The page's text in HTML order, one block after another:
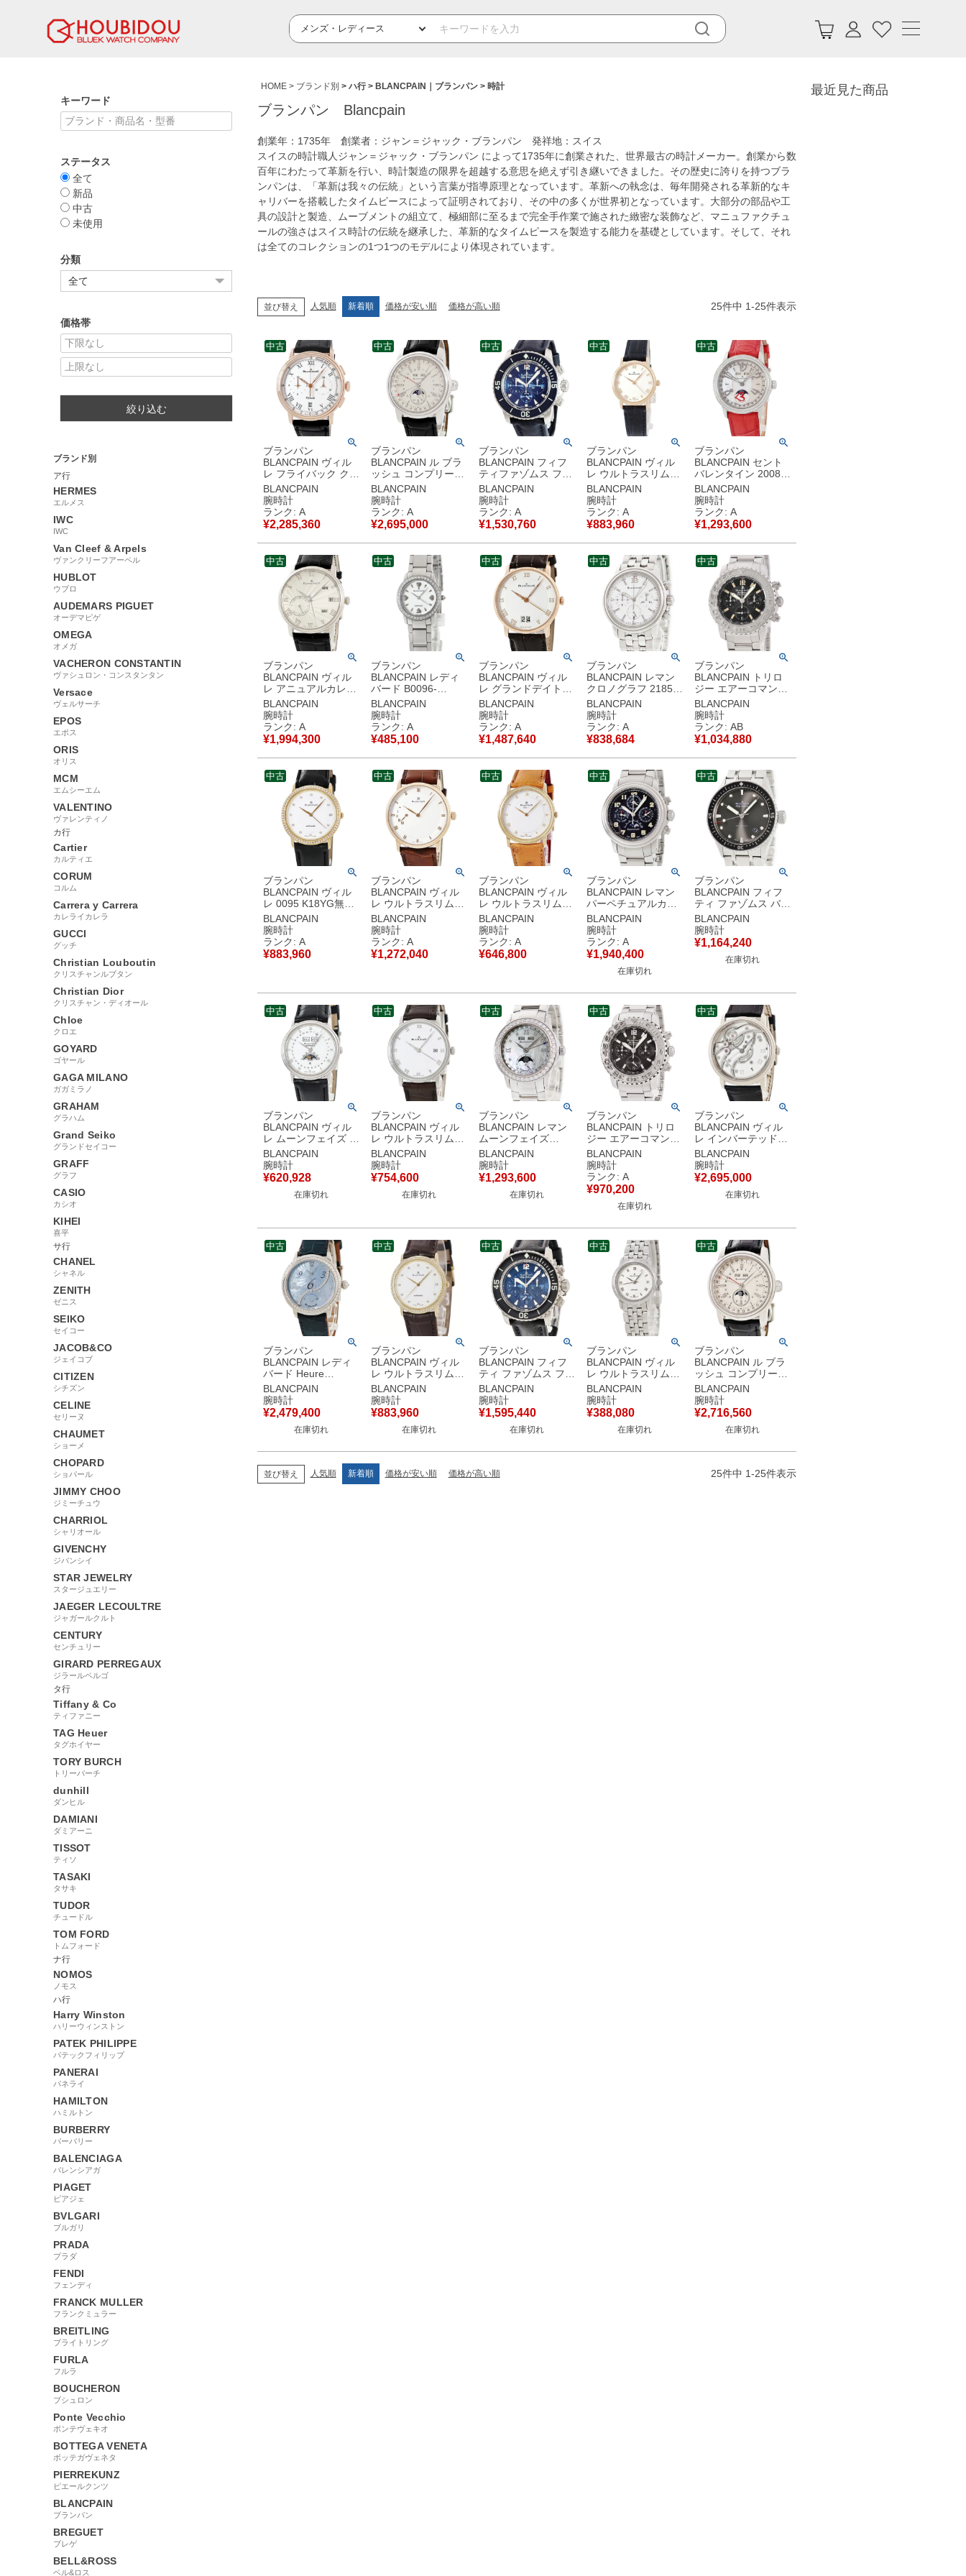
キーワード
ステータス
全て
新品
中古
未使用
分類
価格帯
絞り込む
ブランド別
ア行
HERMES
エルメス
IWC
IWC
Van Cleef & Arpels
ヴァンクリーフアーペル
HUBLOT
ウブロ
AUDEMARS PIGUET
オーデマピゲ
OMEGA
オメガ
VACHERON CONSTANTIN
ヴァシュロン・コンスタンタン
Versace
ヴェルサーチ
EPOS
エポス
ORIS
オリス
MCM
エムシーエム
VALENTINO
ヴァレンティノ
カ行
Cartier
カルティエ
CORUM
コルム
Carrera y Carrera
カレライカレラ
GUCCI
グッチ
Christian Louboutin
クリスチャンルブタン
Christian Dior
クリスチャン・ディオール
Chloe
クロエ
GOYARD
ゴヤール
GAGA MILANO
ガガミラノ
GRAHAM
グラハム
Grand Seiko
グランドセイコー
GRAFF
グラフ
CASIO
カシオ
KIHEI
喜平
サ行
CHANEL
シャネル
ZENITH
ゼニス
SEIKO
セイコー
JACOB&CO
ジェイコブ
CITIZEN
シチズン
CELINE
セリーヌ
CHAUMET
ショーメ
CHOPARD
ショパール
JIMMY CHOO
ジミーチュウ
CHARRIOL
シャリオール
GIVENCHY
ジバンシイ
STAR JEWELRY
スタージュエリー
JAEGER LECOULTRE
ジャガールクルト
CENTURY
センチュリー
GIRARD PERREGAUX
ジラールペルゴ
タ行
Tiffany & Co
ティファニー
TAG Heuer
タグホイヤー
TORY BURCH
トリーバーチ
dunhill
ダンヒル
DAMIANI
ダミアーニ
TISSOT
ティソ
TASAKI
タサキ
TUDOR
チュードル
TOM FORD
トムフォード
ナ行
NOMOS
ノモス
ハ行
Harry Winston
ハリーウィンストン
PATEK PHILIPPE
パテックフィリップ
PANERAI
パネライ
HAMILTON
ハミルトン
BURBERRY
バーバリー
BALENCIAGA
バレンシアガ
PIAGET
ピアジェ
BVLGARI
ブルガリ
PRADA
プラダ
FENDI
フェンディ
FRANCK MULLER
フランクミュラー
BREITLING
ブライトリング
FURLA
フルラ
BOUCHERON
ブシュロン
Ponte Vecchio
ポンテヴェキオ
BOTTEGA VENETA
ボッテガヴェネタ
PIERREKUNZ
ピエールクンツ
BLANCPAIN
ブランパン
BREGUET
ブレゲ
BELL&ROSS
ベル&ロス
HOME ブランド別 ハ行 BLANCPAIN｜ブランパン 時計
ブランパン Blancpain
創業年：1735年 創業者：ジャン＝ジャック・ブランパン 発祥地：スイス
スイスの時計職人ジャン＝ジャック・ブランパン によって1735年に創業された、世界最古の時計メーカー。創業から数
百年にわたって革新を行い、時計製造の限界を超越する意思を絶えず引き継いできました。その歴史に誇りを持つブラ
ンパンは、「革新は我々の伝統」という言葉が指導原理となっています。革新への執念は、毎年開発される革新的なキ
ャリバーを搭載したタイムピースによって証明されており、その中の多くが世界初となっています。大部分の部品や工
具の設計と製造、ムーブメントの組立て、極細部に至るまで完全手作業で施された緻密な装飾など、マニュファクチュ
ールの強さはスイス時計の伝統を継承した、革新的なタイムピースを製造する能力を基礎としています。そして、それ
は全てのコレクションの1つ1つのモデルにより体現されています。
並び替え 人気順 新着順 価格が安い順 価格が高い順 25件中 1-25件表示
ブランパン
BLANCPAIN ヴィル
レ フライバック クロ
ノグラフ パルスメー
ター 6680F-3631-
55B K18RG無垢 ロ
ーマン メンズ 腕時計
自動巻き ホワイト
【中古】中古美品
BLANCPAIN
腕時計
ランク: A
¥2,285,360
中古
ブランパン
BLANCPAIN ル ブラ
ッシュ コンプリート
カレンダー 4276-
3442A-55B Pt950 プ
ラチナ GMT 限定 メ
ンズ 腕時計自動巻き
シルバー 【中古】中
古美品
BLANCPAIN
腕時計
ランク: A
¥2,695,000
中古
ブランパン
BLANCPAIN フィフ
ティファゾムス フラ
イバック クロノグラ
フ 5085FB-1140-
52B ブルー ダイバー
ズ メンズ 腕時計自動
巻き ブルー 【中古】
中古美品
BLANCPAIN
腕時計
ランク: A
¥1,530,760
中古
ブランパン
BLANCPAIN ヴィル
レ ウルトラスリム
6104-3642-55A
K18RG無垢 シースル
ーバック レディース
腕時計自動巻き シル
バー 【中古】中古美
品
BLANCPAIN
腕時計
ランク: A
¥883,960
中古
ブランパン
BLANCPAIN セント
バレンタイン 2008
3363-4544-55B 純正
ダイヤ シェル ムーン
フェイズ 限定 レディ
ース 腕時計自動巻き
ホワイト 【中古】中
古美品
BLANCPAIN
腕時計
ランク: A
¥1,293,600
中古
ブランパン
BLANCPAIN ヴィル
レ アニュアルカレン
ダー GMT 6670-
1542-55B OH済
K18WG無垢 ギョウ
シェ ローマン メンズ
腕時計自動巻き シル
バー 【中古】中古美
品
BLANCPAIN
腕時計
ランク: A
¥1,994,300
中古
ブランパン
BLANCPAIN レディ
バード B0096-
4682B-71 OH済 純正
ダイヤ ホワイト レデ
ィーバード ハート レ
ディース 腕時計自動
巻き ホワイト 【中
古】中古美品
BLANCPAIN
腕時計
ランク: A
¥485,100
中古
ブランパン
BLANCPAIN ヴィル
レ グランドデイト
6669-3642-55B OH
済 K18RG無垢 シル
バー ローマン メンズ
腕時計自動巻き シル
バー 【中古】中古美
品
BLANCPAIN
腕時計
ランク: A
¥1,487,640
中古
ブランパン
BLANCPAIN レマン
クロノグラフ 2185-
1127-53 ホワイト デ
イト スモールセコン
ド ヴィンテージ メン
ズ 腕時計自動巻き ホ
ワイト 【中古】中古
美品
BLANCPAIN
腕時計
ランク: A
¥838,684
中古
ブランパン
BLANCPAIN トリロ
ジー エアーコマンド
2285F-1130-71 ブラ
ック 黒 逆回転防止ベ
ゼル クロノグラフ メ
ンズ 腕時計自動巻き
ブラック 【中古】中
古品
BLANCPAIN
腕時計
ランク: AB
¥1,034,880
中古
ブランパン
BLANCPAIN ヴィル
レ 0095 K18YG無垢
純正ダイヤ ホワイト
デイト メンズ 腕時計
自動巻き ホワイト
【中古】中古美品
BLANCPAIN
腕時計
ランク: A
¥883,960
中古
ブランパン
BLANCPAIN ヴィル
レ ウルトラスリム
4040-3642-55B
K18RG無垢 パワーリ
ザーブインジケータ
ー メンズ 腕時計自動
巻き ホワイト 【中
BLANCPAIN
腕時計
ランク: A
¥1,272,040
中古
ブランパン
BLANCPAIN ヴィル
レ ウルトラスリム
0021-1418-55-0003
K18YG無垢 白 ロー
マン メンズ レディー
ス 腕時計手巻き ホワ
イト 【中古】中古美
BLANCPAIN
腕時計
ランク: A
¥646,800
中古
ブランパン
BLANCPAIN レマン
パーペチュアルカレ
ンダー フライバック
クロノグラフ 2585F-
1127-71 ブラック メ
ンズ 腕時計自動巻き
ブラック 【中古】中
BLANCPAIN
腕時計
ランク: A
¥1,940,400
在庫切れ
中古
ブランパン
BLANCPAIN フィフ
ティ ファゾムス バチ
スカーフ 5000-1110-
B52A メテオグレー
逆回転防止ベゼル メ
ンズ 腕時計自動巻き
グレー 【中古】
BLANCPAIN
腕時計
¥1,164,240
在庫切れ
中古
ブランパン
BLANCPAIN ヴィル
レ ムーンフェイズ ト
リプルカレンダー
6595-1127-58 OH済
ホワイト 白 メンズ
腕時計自動巻き ホワ
イト 【中古】
BLANCPAIN
腕時計
¥620,928
在庫切れ
中古
ブランパン
BLANCPAIN ヴィル
レ ウルトラスリム
6224-1127-55B ホワ
イト デイト ローマン
メンズ 腕時計自動巻
き ホワイト 【中古】
BLANCPAIN
腕時計
¥754,600
在庫切れ
中古
ブランパン
BLANCPAIN レマン
ムーンフェイズ
2360-4691A-71 OH
済 純正ダイヤ 白 ホ
ワイト シェル レディ
ース 腕時計自動巻き
ホワイト 【中古】
BLANCPAIN
腕時計
¥1,293,600
在庫切れ
中古
ブランパン
BLANCPAIN トリロ
ジー エアーコマンド
2285F-1130-71 ブラ
ック 黒 クロノグラフ
逆回転防止ベゼル メ
ンズ 腕時計自動巻き
ブラック 【中古】中
BLANCPAIN
腕時計
ランク: A
¥970,200
在庫切れ
中古
ブランパン
BLANCPAIN ヴィル
レ インバーテッド
6616-1527-55B
K18WG無垢 ローマ
ン ホワイトセラミッ
ク メンズ 腕時計手巻
き ホワイト 【中古】
BLANCPAIN
腕時計
¥2,695,000
在庫切れ
中古
ブランパン
BLANCPAIN レディ
バード Heure
Decentree 3650A-
3554L-58B K18WG
無垢 純正ダイヤ オフ
センター レディース
腕時計自動巻き ブル
BLANCPAIN
腕時計
¥2,479,400
在庫切れ
中古
ブランパン
BLANCPAIN ヴィル
レ ウルトラスリム
6223-2987-55B
K18YG無垢 純正ダイ
ヤ ラウンド メンズ
レディース 腕時計自
動巻き ホワイト 【中
BLANCPAIN
腕時計
¥883,960
在庫切れ
中古
ブランパン
BLANCPAIN フィフ
ティ ファゾムス フラ
イバック クロノグラ
フ 5085FB-1140-
52B ブルー ダイバー
ズ メンズ 腕時計自動
巻き ブルー 【中古】
BLANCPAIN
腕時計
¥1,595,440
在庫切れ
中古
ブランパン
BLANCPAIN ヴィル
レ ウルトラスリム
0096-1127-71 OH済
白 デイト ローマン
レディース 腕時計自
動巻き ホワイト 【中
BLANCPAIN
腕時計
¥388,080
在庫切れ
中古
ブランパン
BLANCPAIN ル ブラ
ッシュ コンプリート
カレンダー 4276-
3442A-55B Pt950 プ
ラチナ GMT 限定 メ
ンズ 腕時計自動巻き
シルバー 【中古】
BLANCPAIN
腕時計
¥2,716,560
在庫切れ
中古
並び替え 人気順 新着順 価格が安い順 価格が高い順 25件中 1-25件表示
最近見た商品